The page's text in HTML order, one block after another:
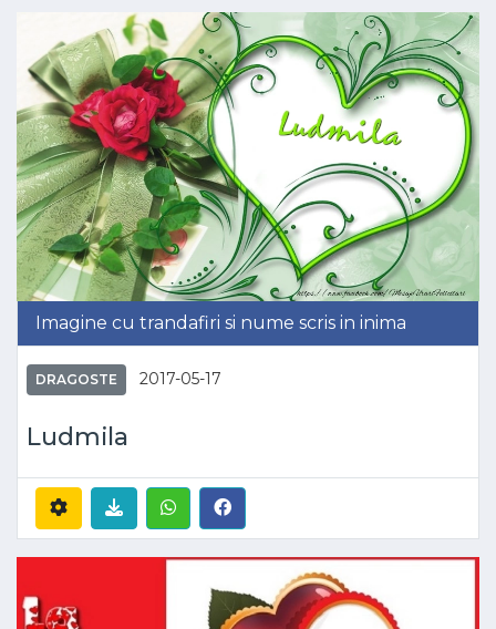
Imagine cu trandafiri si nume scris in inima
DRAGOSTE 2017-05-17
Ludmila